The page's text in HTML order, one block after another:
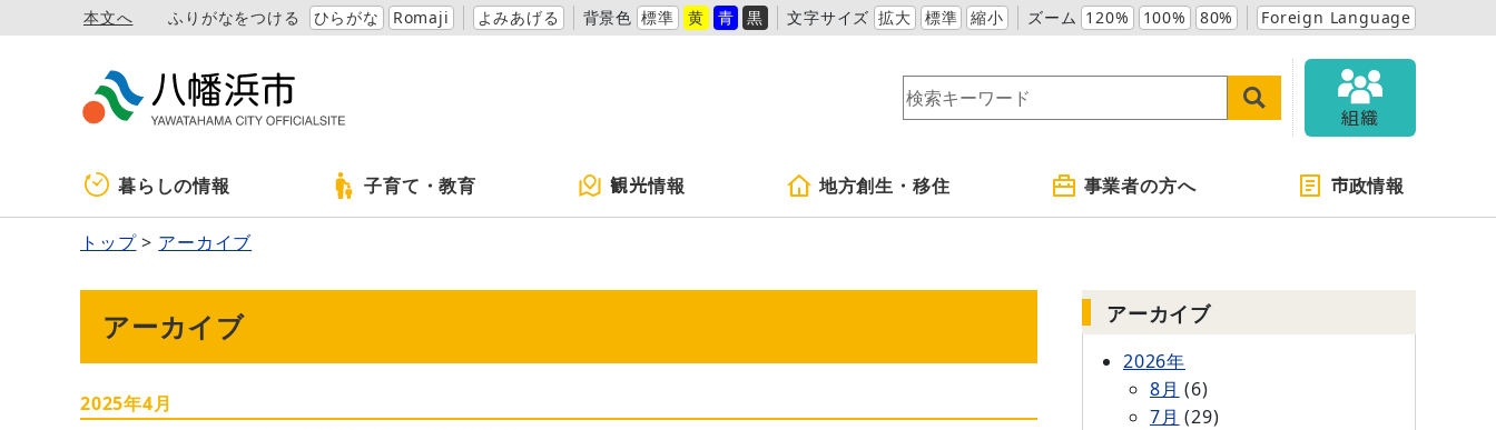
本文へ ふりがなをつける ひらがな Romaji よみあげる 背景色 標準 黄 青 黒 文字サイズ 拡大 標準 縮小 ズーム 120% 100% 80% Foreign Language
組織
暮らしの情報 子育て・教育 観光情報 地方創生・移住 事業者の方へ 市政情報
トップ アーカイブ
アーカイブ
2025年4月
アーカイブ
2026年
8月 (6)
7月 (29)